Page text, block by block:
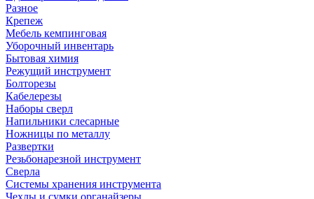
Разное
Крепеж
Мебель кемпинговая
Уборочный инвентарь
Бытовая химия
Режущий инструмент
Болторезы
Кабелерезы
Наборы сверл
Напильники слесарные
Ножницы по металлу
Развертки
Резьбонарезной инструмент
Сверла
Системы хранения инструмента
Чехлы и сумки органайзеры